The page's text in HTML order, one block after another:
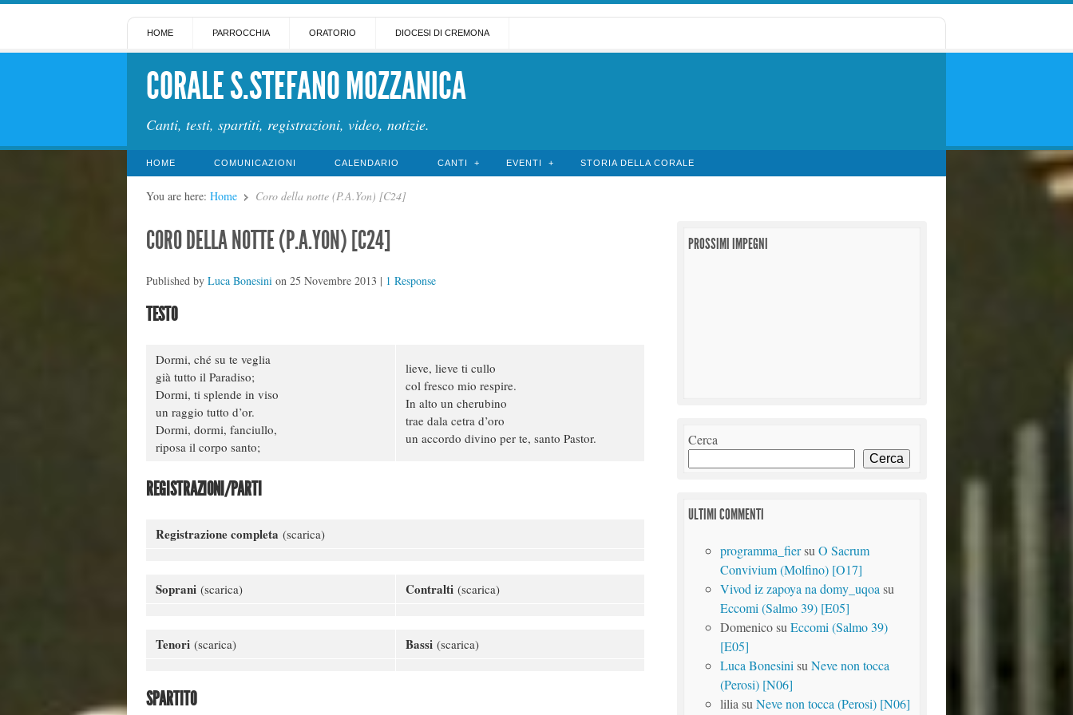
HOME PARROCCHIA ORATORIO DIOCESI DI CREMONA
CORALE S.STEFANO MOZZANICA
Canti, testi, spartiti, registrazioni, video, notizie.
HOME COMUNICAZIONI CALENDARIO CANTI EVENTI STORIA DELLA CORALE
You are here: Home Coro della notte (P.A.Yon) [C24]
CORO DELLA NOTTE (P.A.YON) [C24]
Published by Luca Bonesinion 25 Novembre 2013 | 1 Response
TESTO
Dormi, ché su te veglia
già tutto il Paradiso;
Dormi, ti splende in viso
un raggio tutto d’or.
Dormi, dormi, fanciullo,
riposa il corpo santo;
lieve, lieve ti cullo
col fresco mio respire.
In alto un cherubino
trae dala cetra d’oro
un accordo divino per te, santo Pastor.
REGISTRAZIONI/PARTI
Registrazione completa (scarica)
Soprani(scarica) Contralti(scarica)
Tenori(scarica) Bassi (scarica)
SPARTITO
PROSSIMI IMPEGNI
Cerca
Cerca
ULTIMI COMMENTI
programma_fiersuO Sacrum
Convivium (Molfino) [O17]
Vivod iz zapoya na domy_uqoa su
Eccomi (Salmo 39) [E05]
DomenicosuEccomi (Salmo 39)
[E05]
Luca Bonesini suNeve non tocca
(Perosi) [N06]
lilia suNeve non tocca (Perosi) [N06]